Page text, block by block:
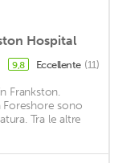
Hospital
9,8 Eccellente (11)
Frankston.
Foreshore sono
Tra le altre